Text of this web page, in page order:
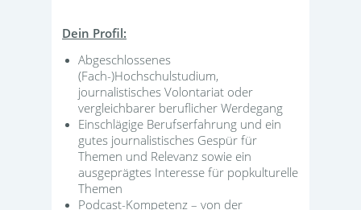
Dein Profil:
Abgeschlossenes
(Fach-)Hochschulstudium,
journalistisches Volontariat oder
vergleichbarer beruflicher Werdegang
Einschlägige Berufserfahrung und ein
gutes journalistisches Gespür für
Themen und Relevanz sowie ein
ausgeprägtes Interesse für popkulturelle
Themen
Podcast-Kompetenz – von der